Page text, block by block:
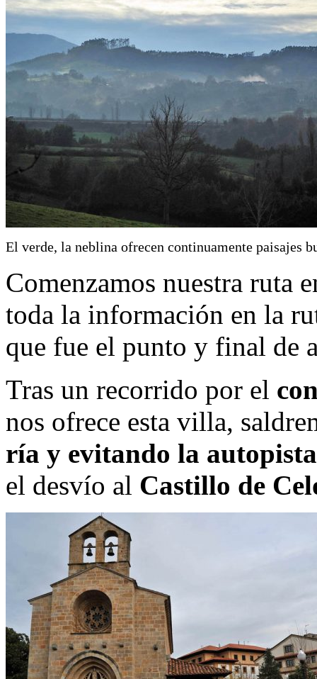
El verde, la neblina ofrecen continuamente paisajes
Comenzamos nuestra ruta
toda la información en la
que fue el punto y final de
Tras un recorrido por el
nos ofrece esta villa,
ría y evitando la
el desvío al Castillo de